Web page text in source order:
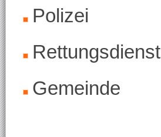
Polizei
Rettungsdienst
Gemeinde